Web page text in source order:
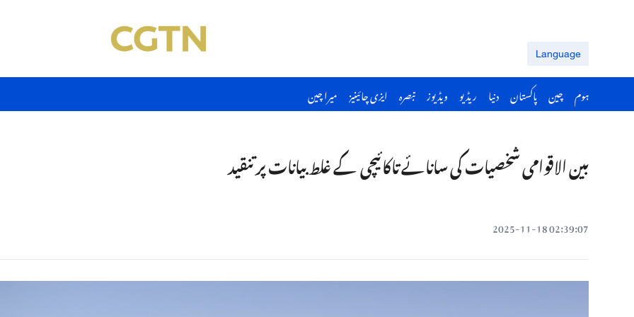
Language
ہوم چین پاکستان دنیا ریڈیو ویڈیوز تبصرہ ایزی چائینیز میرا چین
بین الاقوامی شخصیات کی سانائے تاکائیچی کے غلط بیانات پر تنقید
02:39:07 2025-11-18